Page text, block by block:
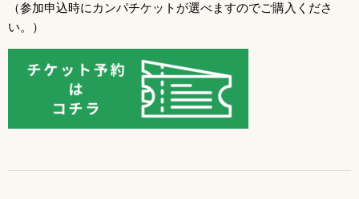
（参加申込時にカンパチケットが選べますのでご購入くださ
い。）